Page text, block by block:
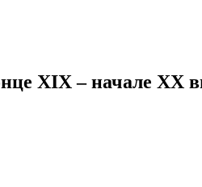
XIX – начале ХХ